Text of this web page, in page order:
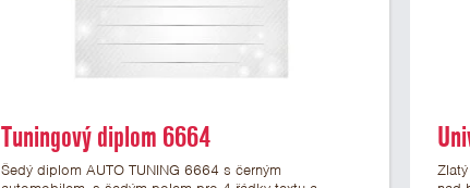
Tuningový diplom 6664
Šedý diplom AUTO TUNING 6664 s černým